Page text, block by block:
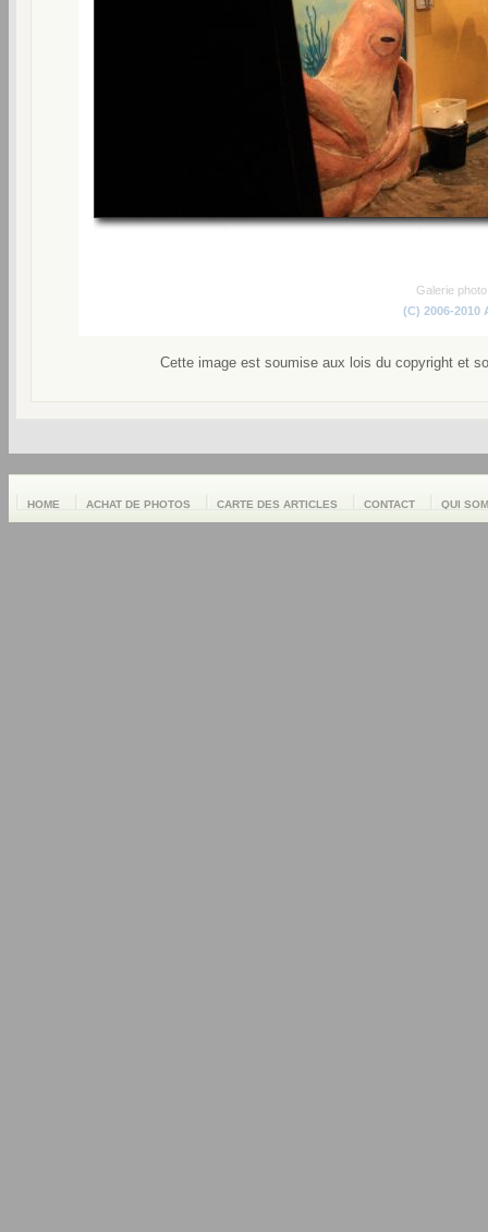
Galerie
(C) 2006-2010
Cette image est soumise aux lois du copyright et
HOME ACHAT DE PHOTOS CARTE DES ARTICLES CONTACT QUI